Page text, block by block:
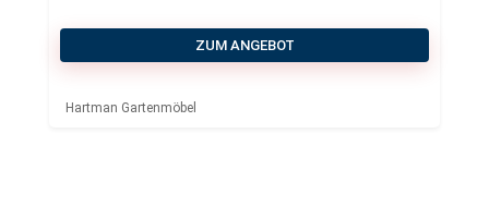
ZUM ANGEBOT
Hartman Gartenmöbel